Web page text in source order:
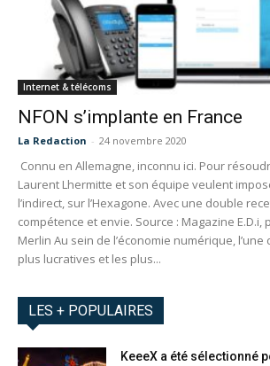
Internet & télécoms
NFON s’implante en France
La Redaction - 24 novembre 2020
Connu en Allemagne, inconnu ici. Pour
Laurent Lhermitte et son équipe veulent
l’indirect, sur l’Hexagone. Avec une double
compétence et envie. Source : Magazine E.D.i,
Merlin Au sein de l’économie numérique,
plus lucratives et les plus...
LES + POPULAIRES
KeeeX a été sélectionné